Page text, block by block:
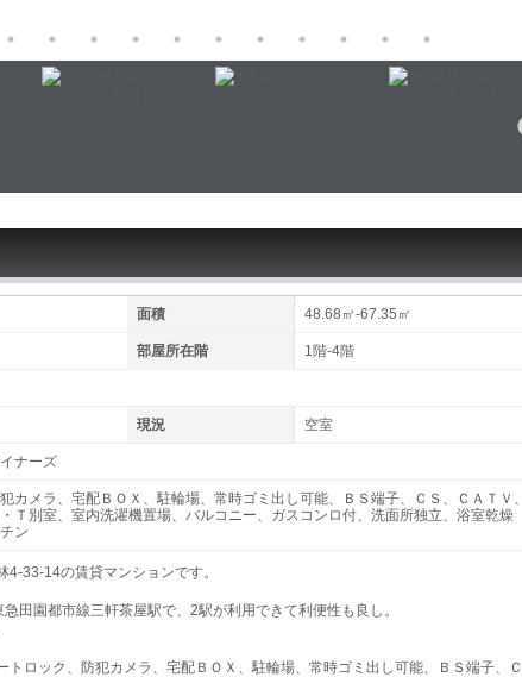
面積 48.68㎡-67.35㎡
部屋所在階 1階-4階
現況 空室
ナーズ
カメラ、宅配ＢＯＸ、駐輪場、常時ゴミ出し可能、ＢＳ端子、ＣＳ、ＣＡＴＶ、
Ｔ別室、室内洗濯機置場、バルコニー、ガスコンロ付、洗面所独立、浴室乾燥
ン
33-14の賃貸マンションです。
田園都市線三軒茶屋駅で、2駅が利用できて利便性も良し。
ロック、防犯カメラ、宅配ＢＯＸ、駐輪場、常時ゴミ出し可能、ＢＳ端子、Ｃ